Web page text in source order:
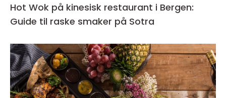
Hot Wok på kinesisk restaurant i Bergen:
Guide til raske smaker på Sotra